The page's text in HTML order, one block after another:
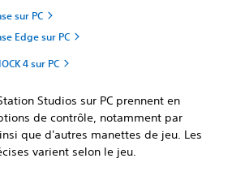
sur PC
Edge sur PC
4 sur PC
Studios sur PC prennent en
de contrôle, notamment par
que d'autres manettes de jeu. Les
varient selon le jeu.